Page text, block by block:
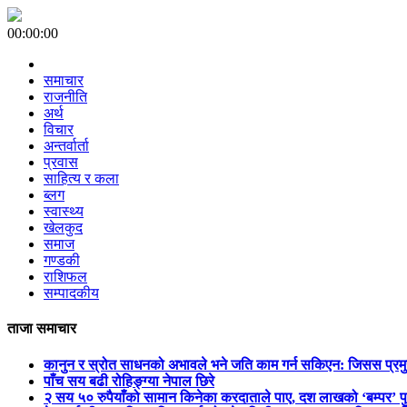
00:00:00
समाचार
राजनीति
अर्थ
विचार
अन्तर्वार्ता
प्रवास
साहित्य र कला
ब्लग
स्वास्थ्य
खेलकुद
समाज
गण्डकी
राशिफल
सम्पादकीय
ताजा समाचार
कानुन र स्रोत साधनको अभावले भने जति काम गर्न सकिएन: जिसस
पाँच सय बढी रोहिङ्ग्या नेपाल छिरे
२ सय ५० रुपैयाँको सामान किनेका करदाताले पाए, दश लाखको ‘बम्पर’